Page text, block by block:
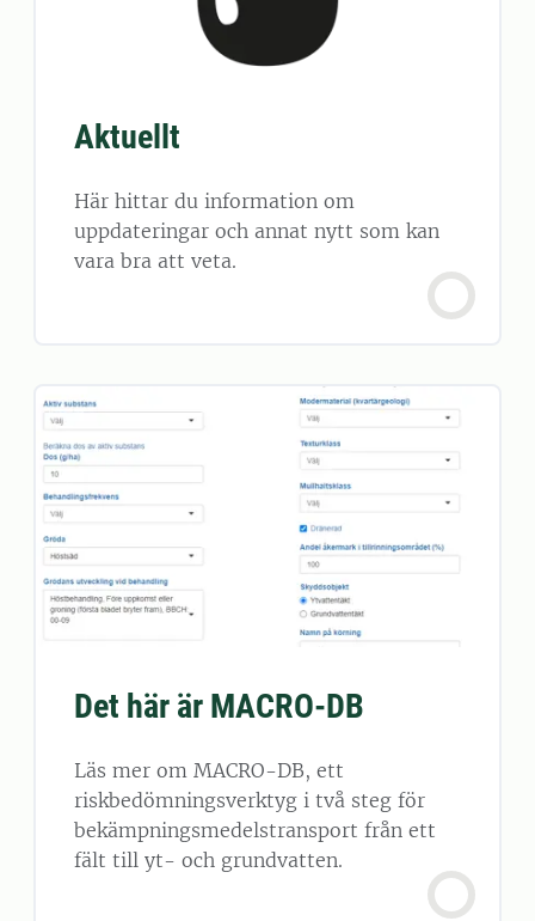
Aktuellt
Här hittar du information om
uppdateringar och annat nytt som kan
vara bra att veta.
Det här är MACRO-DB
Läs mer om MACRO-DB, ett
riskbedömningsverktyg i två steg för
bekämpningsmedelstransport från ett
fält till yt- och grundvatten.